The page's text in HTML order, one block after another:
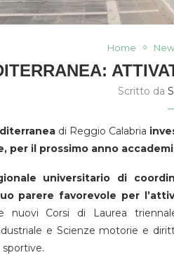
Home
Scritto da
di Reggio Calabria
per il prossimo anno
universitario di
parere favorevole per
nuovi Corsi di Laurea
e Scienze motorie e